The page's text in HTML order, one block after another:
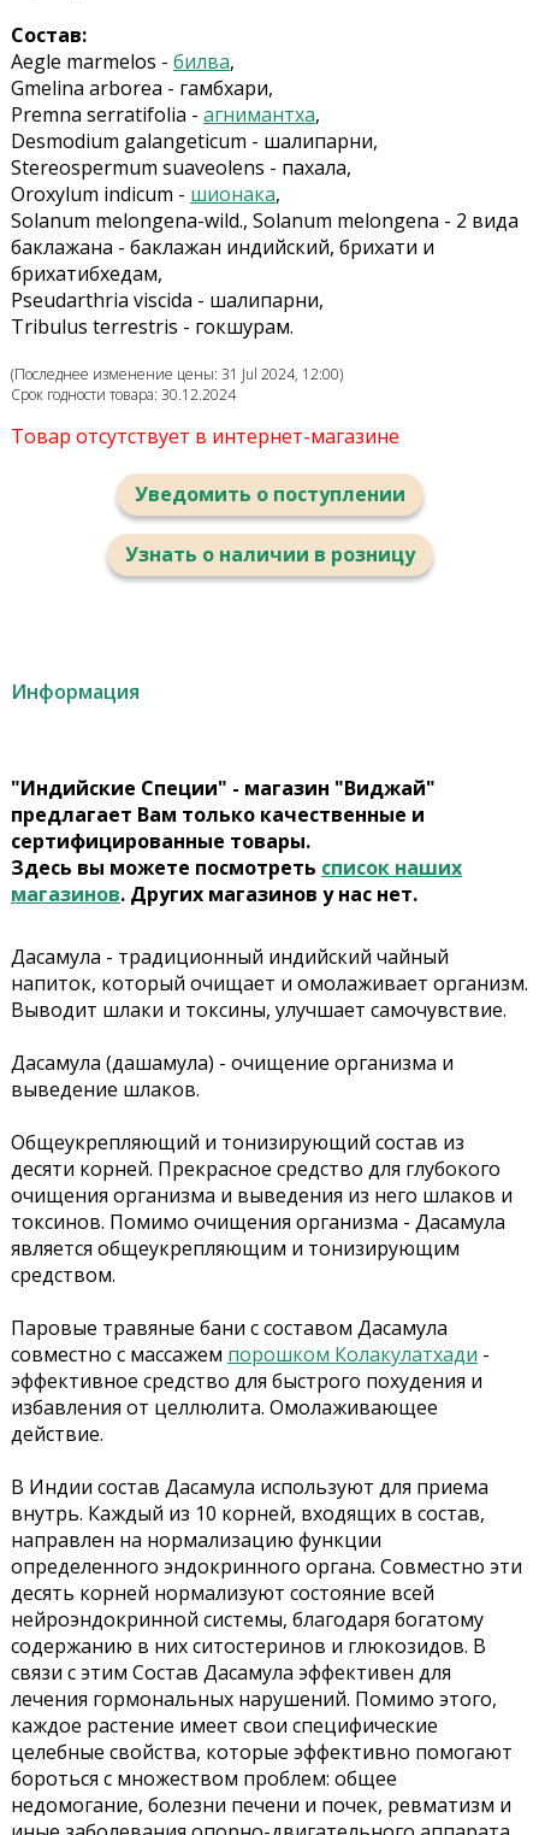
Состав:
Aegle marmelos - билва,
Gmelina arborea - гамбхари,
Premna serratifolia - агнимантха,
Desmodium galangeticum - шалипарни,
Stereospermum suaveolens - пахала,
Oroxylum indicum - шионака,
Solanum melongena-wild., Solanum melongena - 2 вида
баклажана - баклажан индийский, брихати и
брихатибхедам,
Pseudarthria viscida - шалипарни,
Tribulus terrestris - гокшурам.
(Последнее изменение цены: 31 Jul 2024, 12:00)
Срок годности товара: 30.12.2024
Товар отсутствует в интернет-магазине
Уведомить о поступлении
Узнать о наличии в розницу
Информация
"Индийские Специи" - магазин "Виджай"
предлагает Вам только качественные и
сертифицированные товары.
Здесь вы можете посмотреть список наших
магазинов. Других магазинов у нас нет.
Дасамула - традиционный индийский чайный
напиток, который очищает и омолаживает организм.
Выводит шлаки и токсины, улучшает самочувствие.
Дасамула (дашамула) - очищение организма и
выведение шлаков.
Общеукрепляющий и тонизирующий состав из
десяти корней. Прекрасное средство для глубокого
очищения организма и выведения из него шлаков и
токсинов. Помимо очищения организма - Дасамула
является общеукрепляющим и тонизирующим
средством.
Паровые травяные бани с составом Дасамула
совместно с массажем порошком Колакулатхади -
эффективное средство для быстрого похудения и
избавления от целлюлита. Омолаживающее
действие.
В Индии состав Дасамула используют для приема
внутрь. Каждый из 10 корней, входящих в состав,
направлен на нормализацию функции
определенного эндокринного органа. Совместно эти
десять корней нормализуют состояние всей
нейроэндокринной системы, благодаря богатому
содержанию в них ситостеринов и глюкозидов. В
связи с этим Состав Дасамула эффективен для
лечения гормональных нарушений. Помимо этого,
каждое растение имеет свои специфические
целебные свойства, которые эффективно помогают
бороться с множеством проблем: общее
недомогание, болезни печени и почек, ревматизм и